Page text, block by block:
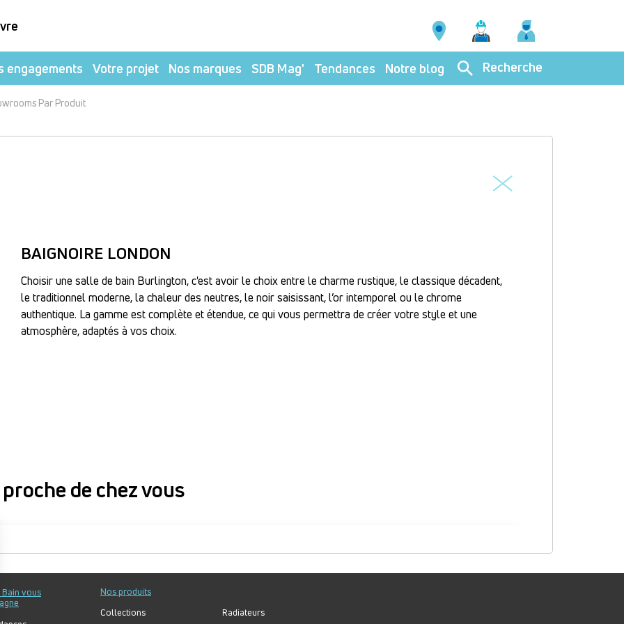
engagements Votre projet Nos marques SDB Mag' Tendances Notre blog Recherche
Par Produit
BAIGNOIRE LONDON
Choisir une salle de bain Burlington, c'est avoir le choix entre le charme rustique, le classique décadent,
le traditionnel moderne, la chaleur des neutres, le noir saisissant, l’or intemporel ou le chrome
authentique. La gamme est complète et étendue, ce qui vous permettra de créer votre style et une
atmosphère, adaptés à vos choix.
de chez vous
de chez vous
Bain vous
Nos produits
Collections
Radiateurs